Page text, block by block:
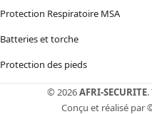
Protection Respiratoire MSA
Batteries et torche
Protection des pieds
© 2026AFRI-SECURITE.
Conçu et réalisé par